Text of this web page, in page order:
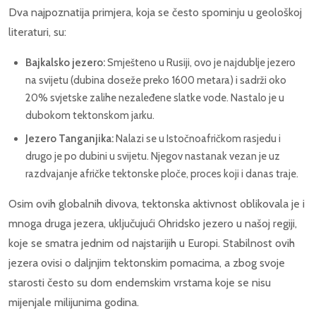
Dva najpoznatija primjera, koja se često spominju u geološkoj
literaturi, su:
Bajkalsko jezero:Smješteno u Rusiji, ovo je najdublje jezero
na svijetu (dubina doseže preko 1600 metara) i sadrži oko
20% svjetske zalihe nezaleđene slatke vode. Nastalo je u
dubokom tektonskom jarku.
Jezero Tanganjika:Nalazi se u Istočnoafričkom rasjedu i
drugo je po dubini u svijetu. Njegov nastanak vezan je uz
razdvajanje afričke tektonske ploče, proces koji i danas traje.
Osim ovih globalnih divova, tektonska aktivnost oblikovala je i
mnoga druga jezera, uključujući Ohridsko jezero u našoj regiji,
koje se smatra jednim od najstarijih u Europi. Stabilnost ovih
jezera ovisi o daljnjim tektonskim pomacima, a zbog svoje
starosti često su dom endemskim vrstama koje se nisu
mijenjale milijunima godina.